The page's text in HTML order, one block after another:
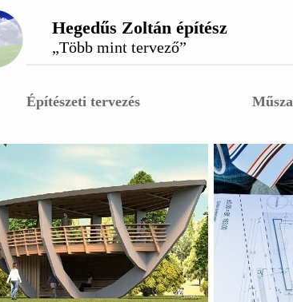
Hegedűs Zoltán építész
„Több mint tervező”
Építészeti tervezés